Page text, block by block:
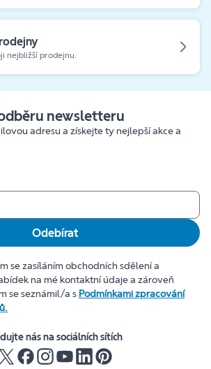
nejbližší prodejnu.
newsletteru
adresu a získejte ty nejlepší akce a
Odebírat
se zasíláním obchodních sdělení a
na mé kontaktní údaje a zároveň
se seznámil/a s Podmínkami zpracování
nás na sociálních sítích